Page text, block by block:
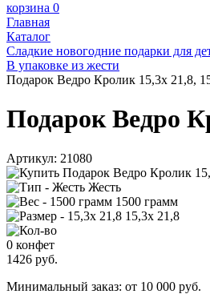
корзина 0
Главная
Каталог
Сладкие новогодние подарки для
В упаковке из жести
Подарок Ведро Кролик 15,3х 21,8,
Подарок Ведро
Артикул: 21080
Жесть
1500 грамм
15,3х 21,8
0 конфет
1426 руб.
Минимальный заказ: от 10 000 руб.